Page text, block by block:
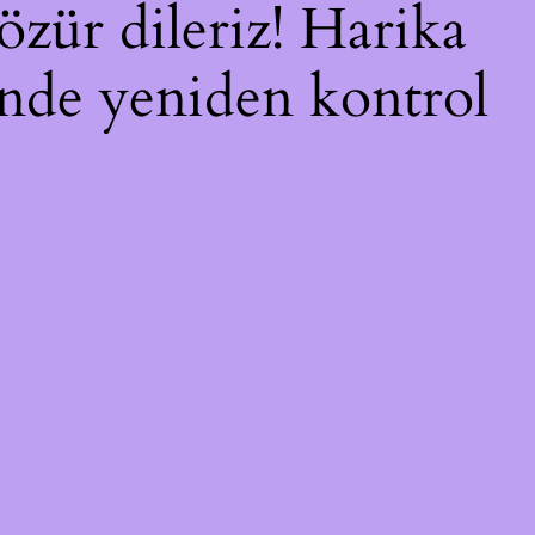
dileriz! Harika
yeniden kontrol